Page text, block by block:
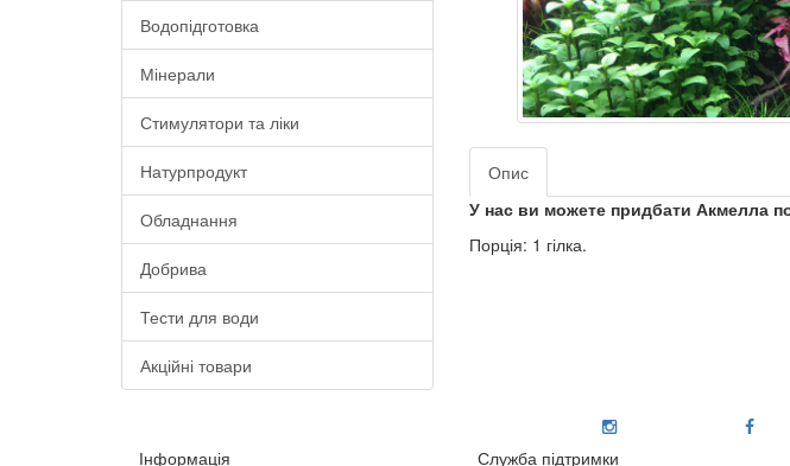
Водопідготовка
Мінерали
Стимулятори та ліки
Натурпродукт
Обладнання
Добрива
Тести для води
Акційні товари
Опис
У нас ви можете придбати Акмелла
Порція: 1 гілка.
Інформація Служба підтримки